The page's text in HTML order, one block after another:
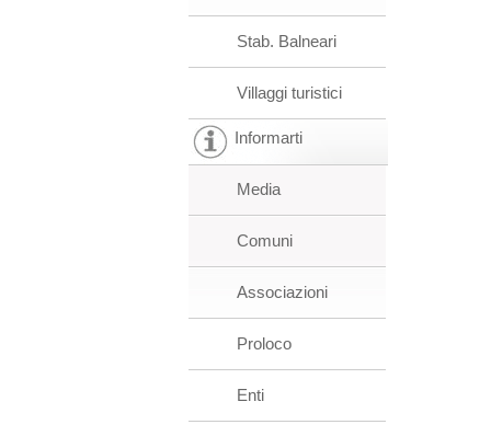
Stab. Balneari
Villaggi turistici
Informarti
Media
Comuni
Associazioni
Proloco
Enti